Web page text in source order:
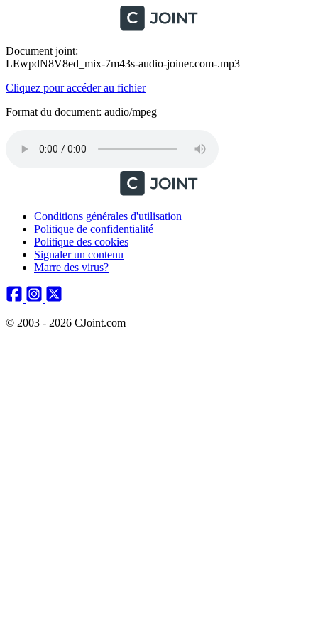
Document joint:
LEwpdN8V8ed_mix-7m43s-audio-joiner.com-.mp3
Cliquez pour accéder au fichier
Format du document: audio/mpeg
Conditions générales d'utilisation
Politique de confidentialité
Politique des cookies
Signaler un contenu
Marre des virus?
© 2003 - 2026 CJoint.com